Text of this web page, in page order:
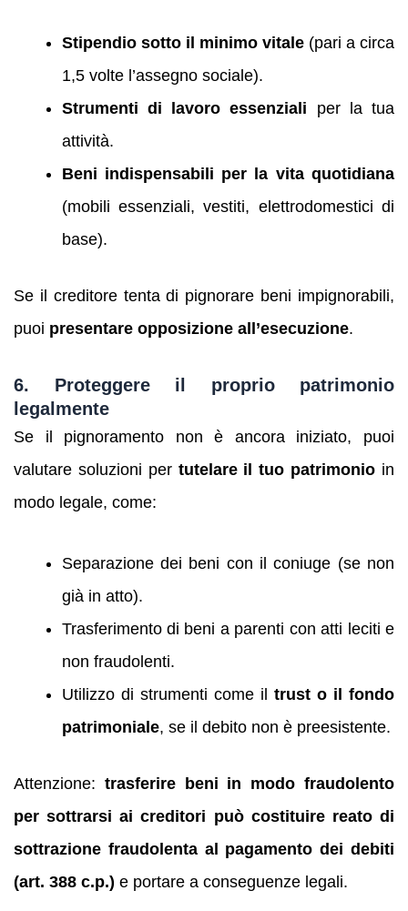
Stipendio sotto il minimo vitale(pari a circa
1,5 volte l’assegno sociale).
Strumenti di lavoro essenziali per la tua
attività.
Beni indispensabili per la vita quotidiana
(mobili essenziali, vestiti, elettrodomestici di
base).
Se il creditore tenta di pignorare beni impignorabili,
puoi presentare opposizione all’esecuzione.
6. Proteggere il proprio patrimonio
legalmente
Se il pignoramento non è ancora iniziato, puoi
valutare soluzioni per tutelare il tuo patrimonio in
modo legale, come:
Separazione dei beni con il coniuge (se non
già in atto).
Trasferimento di beni a parenti con atti leciti e
non fraudolenti.
Utilizzo di strumenti come il trust o il fondo
patrimoniale, se il debito non è preesistente.
Attenzione: trasferire beni in modo fraudolento
per sottrarsi ai creditori può costituire reato di
sottrazione fraudolenta al pagamento dei debiti
(art. 388 c.p.) e portare a conseguenze legali.